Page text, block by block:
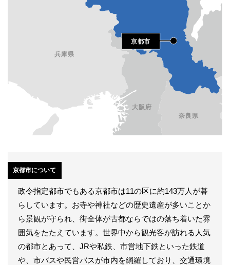
京都市について
政令指定都市でもある京都市は11の区に約143万人が暮
らしています。お寺や神社などの歴史遺産が多いことか
ら景観が守られ、街全体が古都ならではの落ち着いた雰
囲気をたたえています。世界中から観光客が訪れる人気
の都市とあって、JRや私鉄、市営地下鉄といった鉄道
や、市バスや民営バスが市内を網羅しており、交通環境